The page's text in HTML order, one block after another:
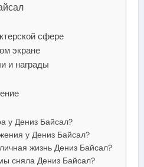
сфере
экране
и награды
у Дениз Байсал?
у Дениз Байсал?
жизнь Дениз Байсал?
сняла Дениз Байсал?